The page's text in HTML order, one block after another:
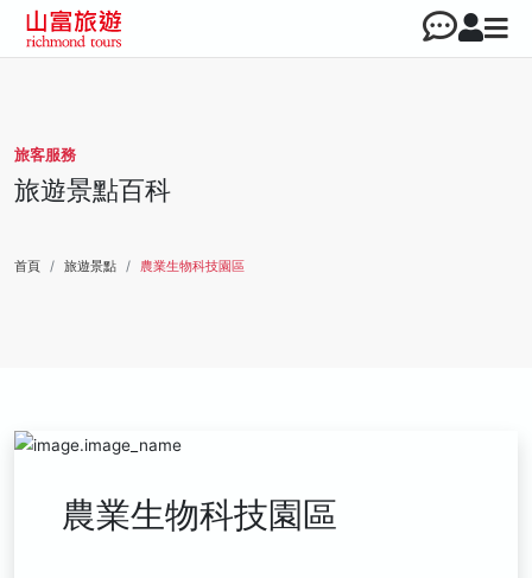
旅客服務
旅遊景點百科
首頁 旅遊景點 農業生物科技園區
農業生物科技園區